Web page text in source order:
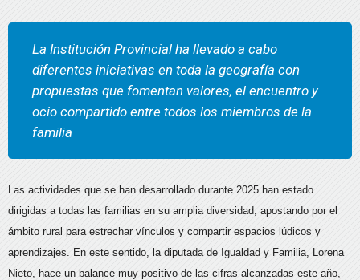
La Institución Provincial ha llevado a cabo
diferentes iniciativas en toda la geografía con
propuestas que fomentan valores, el encuentro y
ocio compartido entre todos los miembros de la
familia
Las actividades que se han desarrollado durante 2025 han estado
dirigidas a todas las familias en su amplia diversidad, apostando por el
ámbito rural para estrechar vínculos y compartir espacios lúdicos y
aprendizajes. En este sentido, la diputada de Igualdad y Familia, Lorena
Nieto, hace un balance muy positivo de las cifras alcanzadas este año,